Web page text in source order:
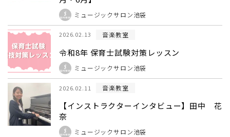
ミュージックサロン池袋
2026.02.13 音楽教室
令和8年 保育士試験対策レッスン
ミュージックサロン池袋
2026.02.11 音楽教室
【インストラクターインタビュー】田中 花
奈
ミュージックサロン池袋